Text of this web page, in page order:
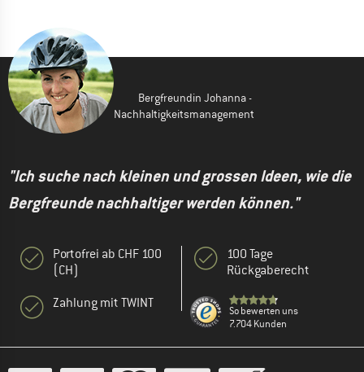
Bergfreundin Johanna -
Nachhaltigkeitsmanagement
"Ich suche nach kleinen und grossen Ideen, wie die
Bergfreunde nachhaltiger werden können."
Portofrei ab CHF 100
(CH)
Zahlung mit TWINT
100 Tage
Rückgaberecht
So bewerten uns
7.704 Kunden